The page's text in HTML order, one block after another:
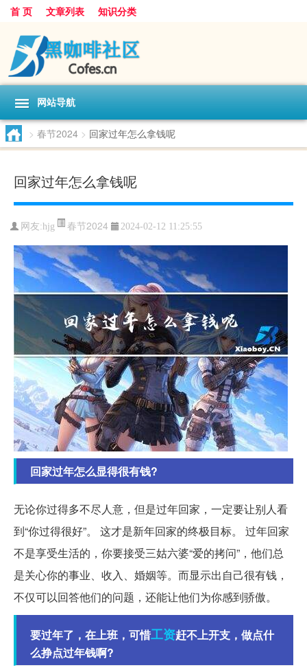
首 页 文章列表 知识分类
网站导航
> 春节2024 > 回家过年怎么拿钱呢
回家过年怎么拿钱呢
网友:hjg 春节2024 2024-02-12 11:25:55
回家过年怎么显得很有钱?
无论你过得多不尽人意，但是过年回家，一定要让别人看
到“你过得很好”。 这才是新年回家的终极目标。 过年回家
不是享受生活的，你要接受三姑六婆“爱的拷问”，他们总
是关心你的事业、收入、婚姻等。而显示出自己很有钱，
不仅可以回答他们的问题，还能让他们为你感到骄傲。
要过年了，在上班，可惜工资赶不上开支，做点什
么挣点过年钱啊?